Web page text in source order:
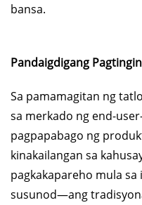
bansa.
Pandaigdigang
Sa pamamagitan ng
sa merkado ng end-
pagpapabago ng
kinakailangan sa
pagkakapareho mula sa
susunod—ang